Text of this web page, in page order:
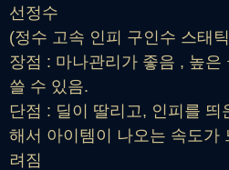
선정수
(정수 고속 인피 구인수 스태
장점 : 마나관리가 좋음 , 높은
쓸 수 있음.
단점 : 딜이 딸리고, 인피를
해서 아이템이 나오는 속도가
려짐